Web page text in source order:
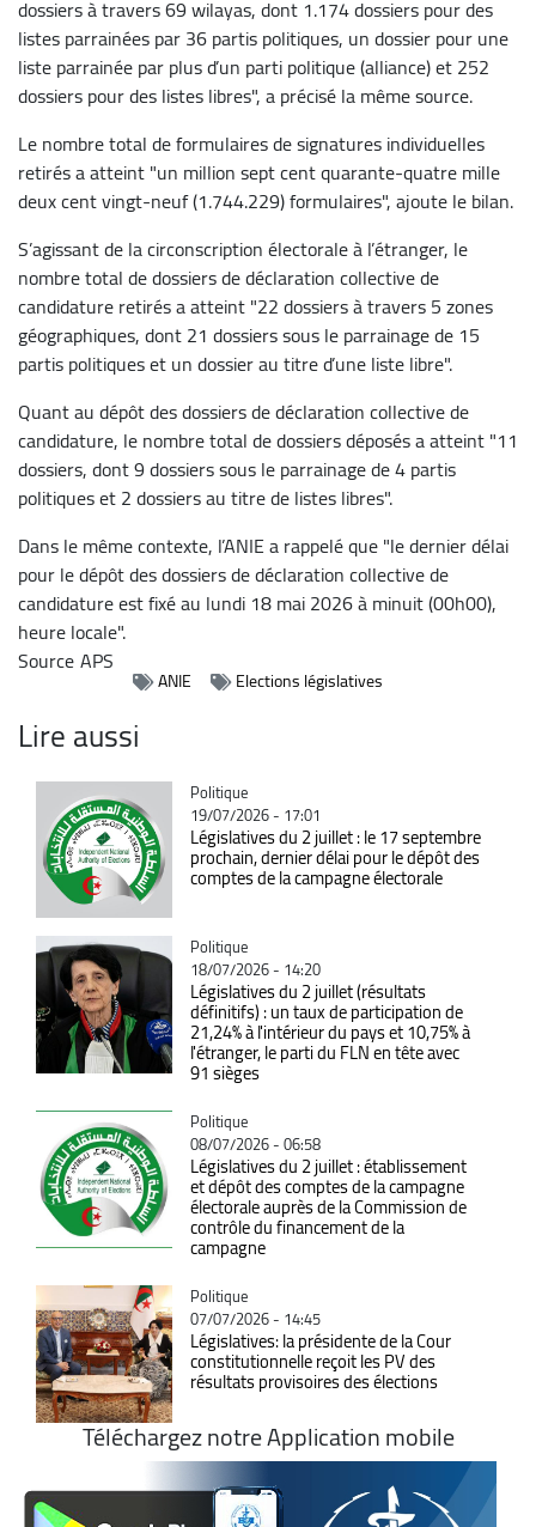
dossiers à travers 69 wilayas, dont 1.174 dossiers pour des
listes parrainées par 36 partis politiques, un dossier pour une
liste parrainée par plus d’un parti politique (alliance) et 252
dossiers pour des listes libres", a précisé la même source.
Le nombre total de formulaires de signatures individuelles
retirés a atteint "un million sept cent quarante-quatre mille
deux cent vingt-neuf (1.744.229) formulaires", ajoute le bilan.
S’agissant de la circonscription électorale à l’étranger, le
nombre total de dossiers de déclaration collective de
candidature retirés a atteint "22 dossiers à travers 5 zones
géographiques, dont 21 dossiers sous le parrainage de 15
partis politiques et un dossier au titre d’une liste libre".
Quant au dépôt des dossiers de déclaration collective de
candidature, le nombre total de dossiers déposés a atteint "11
dossiers, dont 9 dossiers sous le parrainage de 4 partis
politiques et 2 dossiers au titre de listes libres".
Dans le même contexte, l’ANIE a rappelé que "le dernier délai
pour le dépôt des dossiers de déclaration collective de
candidature est fixé au lundi 18 mai 2026 à minuit (00h00),
heure locale".
SourceAPS
ANIE Elections législatives
Lire aussi
Catégorie
Politique
19/07/2026 - 17:01
Législatives du 2 juillet : le 17 septembre
prochain, dernier délai pour le dépôt des
comptes de la campagne électorale
Catégorie
Politique
18/07/2026 - 14:20
Législatives du 2 juillet (résultats
définitifs) : un taux de participation de
21,24% à l'intérieur du pays et 10,75% à
l'étranger, le parti du FLN en tête avec
91 sièges
Catégorie
Politique
08/07/2026 - 06:58
Législatives du 2 juillet : établissement
et dépôt des comptes de la campagne
électorale auprès de la Commission de
contrôle du financement de la
campagne
Catégorie
Politique
07/07/2026 - 14:45
Législatives: la présidente de la Cour
constitutionnelle reçoit les PV des
résultats provisoires des élections
Téléchargez notre Application mobile